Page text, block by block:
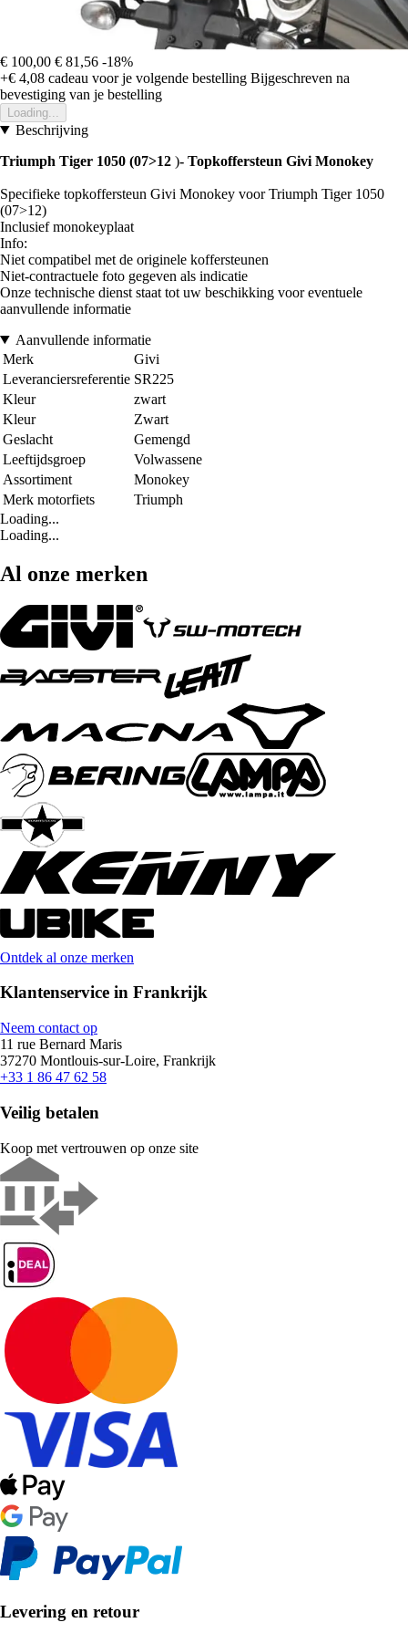
€ 100,00 € 81,56 -18%
+€ 4,08 cadeau voor je volgende bestelling Bijgeschreven na
bevestiging van je bestelling
Loading...
Beschrijving
Triumph Tiger 1050 (07>12 )- Topkoffersteun Givi Monokey
Specifieke topkoffersteun Givi Monokey voor Triumph Tiger 1050
(07>12)
Inclusief monokeyplaat
Info:
Niet compatibel met de originele koffersteunen
Niet-contractuele foto gegeven als indicatie
Onze technische dienst staat tot uw beschikking voor eventuele
aanvullende informatie
Aanvullende informatie
Merk
Givi
Leveranciersreferentie SR225
Kleur
zwart
Kleur
Zwart
Geslacht
Gemengd
Leeftijdsgroep
Volwassene
Assortiment
Monokey
Merk motorfiets
Triumph
Loading...
Loading...
Al onze merken
Ontdek al onze merken
Klantenservice in Frankrijk
Neem contact op
11 rue Bernard Maris
37270 Montlouis-sur-Loire, Frankrijk
+33 1 86 47 62 58
Veilig betalen
Koop met vertrouwen op onze site
Levering en retour